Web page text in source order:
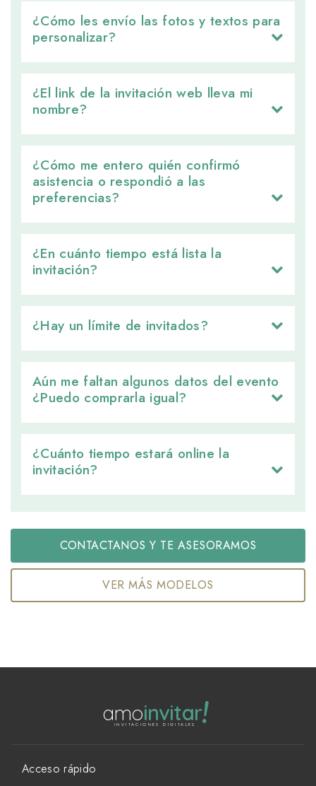
¿Cómo les envío las fotos y textos para
personalizar?
¿El link de la invitación web lleva mi
nombre?
¿Cómo me entero quién confirmó
asistencia o respondió a las
preferencias?
¿En cuánto tiempo está lista la
invitación?
¿Hay un límite de invitados?
Aún me faltan algunos datos del evento
¿Puedo comprarla igual?
¿Cuánto tiempo estará online la
invitación?
CONTACTANOS Y TE ASESORAMOS
VER MÁS MODELOS
amoinvitar!
INVITACIONES DIGITALES
Acceso rápido